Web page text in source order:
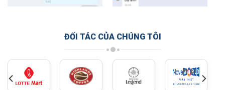
ĐỐI TÁC CỦA CHÚNG TÔI